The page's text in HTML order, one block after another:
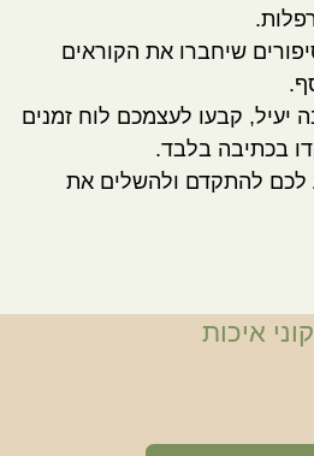
שיחברו את הקוראים
יעיל, קבעו לעצמכם לוח זמנים
בכתיבה בלבד.
לכם להתקדם ולהשלים את
איכות